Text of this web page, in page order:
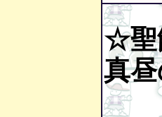
☆聖
真